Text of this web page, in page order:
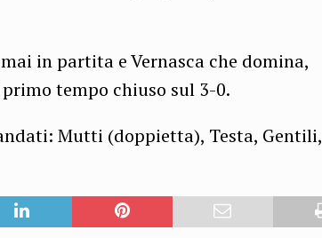
in partita e Vernasca che domina,
tempo chiuso sul 3-0.
Mutti (doppietta), Testa, Gentili,